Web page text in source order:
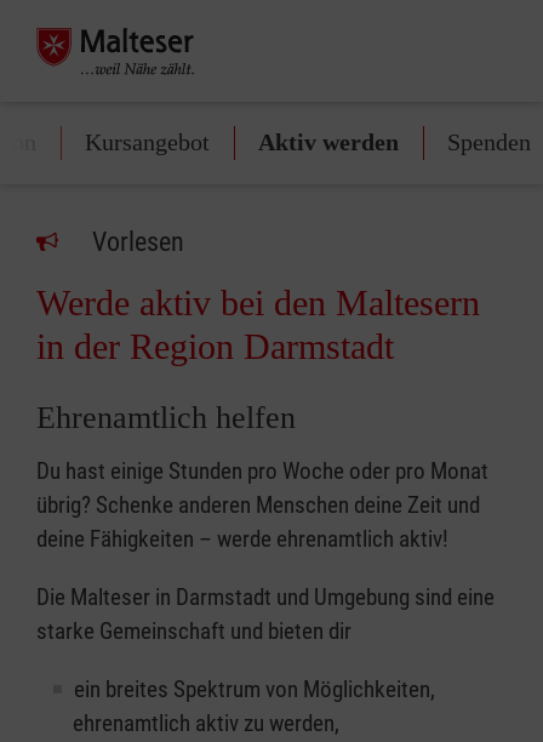
Kursangebot Aktiv werden Spenden
Vorlesen
Werde aktiv bei den Maltesern
in der Region Darmstadt
Ehrenamtlich helfen
Du hast einige Stunden pro Woche oder pro Monat
übrig? Schenke anderen Menschen deine Zeit und
deine Fähigkeiten – werde ehrenamtlich aktiv!
Die Malteser in Darmstadt und Umgebung sind eine
starke Gemeinschaft und bieten dir
ein breites Spektrum von Möglichkeiten,
ehrenamtlich aktiv zu werden,